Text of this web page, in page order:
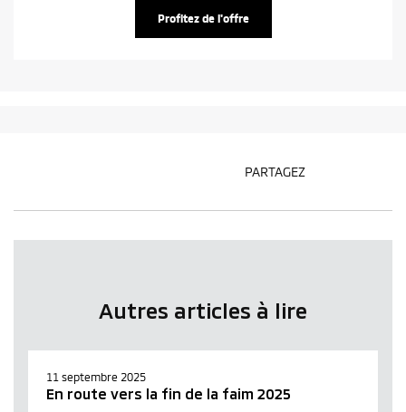
Profitez de l'offre
PARTAGEZ
Autres articles à lire
11 septembre 2025
En route vers la fin de la faim 2025